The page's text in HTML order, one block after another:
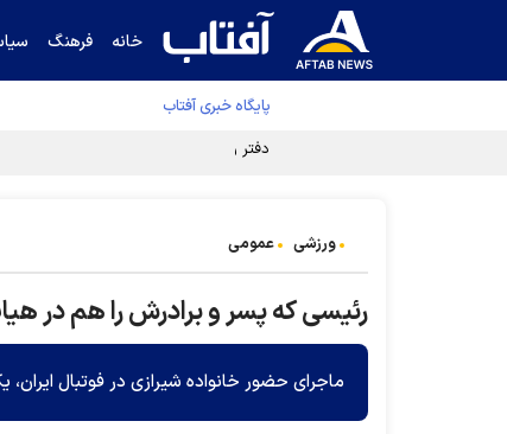
خانه فرهنگ
پایگاه خبری آفتاب
دفتر رهبر انقلاب ادعای خرازی درباره
ورزشی عمومی
رئیسی که پسر و برادرش را هم در
ماجرای حضور خانواده شیرازی در فوتبال